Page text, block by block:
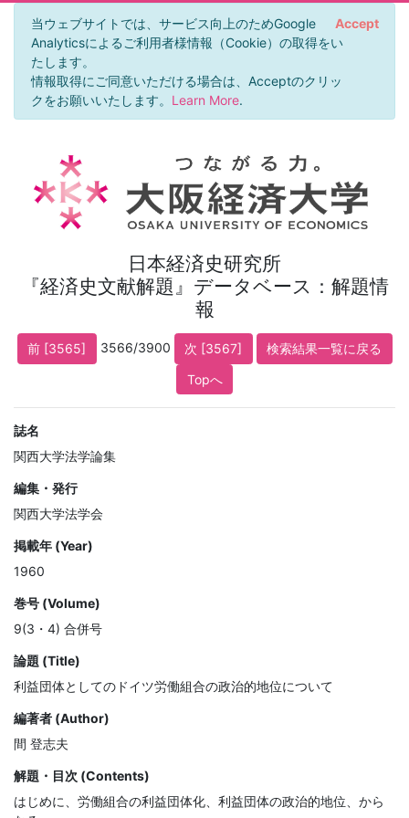
当ウェブサイトでは、サービス向上のためGoogle
Analyticsによるご利用者様情報（Cookie）の取得をい
たします。
情報取得にご同意いただける場合は、Acceptのクリッ
クをお願いいたします。 Learn More.
Accept
日本経済史研究所
『経済史文献解題』データベース：解題情
報
前 [3565] 3566/3900 次 [3567]
検索結果一覧に戻る
Topへ
誌名
関西大学法学論集
編集・発行
関西大学法学会
掲載年 (Year)
1960
巻号 (Volume)
9(3・4) 合併号
論題 (Title)
利益団体としてのドイツ労働組合の政治的地位について
編著者 (Author)
間 登志夫
解題・目次 (Contents)
はじめに、労働組合の利益団体化、利益団体の政治的地位、から